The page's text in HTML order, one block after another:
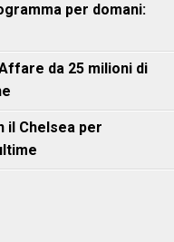
per domani:
da 25 milioni di
il Chelsea per